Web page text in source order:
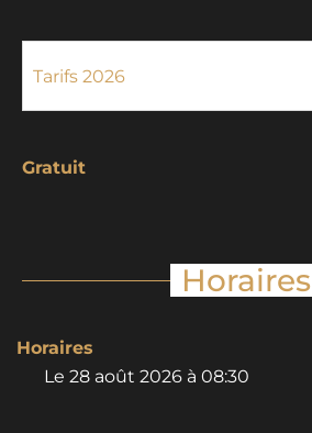
Gratuit
Horaires
Horaires
Le 28 août 2026 à 08:30